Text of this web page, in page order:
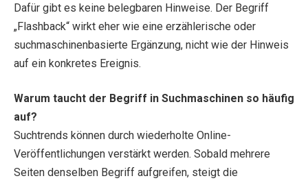
Dafür gibt es keine belegbaren Hinweise. Der Begriff
„Flashback“ wirkt eher wie eine erzählerische oder
suchmaschinenbasierte Ergänzung, nicht wie der Hinweis
auf ein konkretes Ereignis.
Warum taucht der Begriff in Suchmaschinen so häufig
auf?
Suchtrends können durch wiederholte Online-
Veröffentlichungen verstärkt werden. Sobald mehrere
Seiten denselben Begriff aufgreifen, steigt die